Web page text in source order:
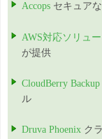
Accops セキュア
AWS対応ソリュ
が提供
CloudBerry Backup
ル
Druva Phoenix ク